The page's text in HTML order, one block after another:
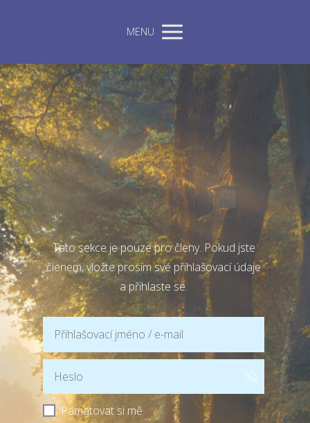
MENU
Tato sekce je pouze pro členy. Pokud jste
členem, vložte prosím své přihlašovací údaje
a přihlaste se.
Pamatovat si mě